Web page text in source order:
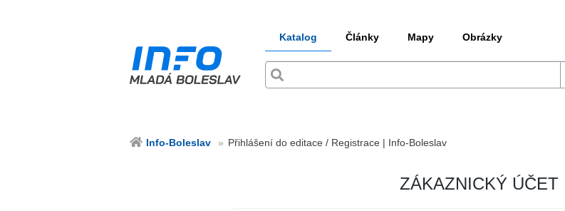
Katalog Články Mapy Obrázky
Info-Boleslav Přihlášení do editace / Registrace | Info-Boleslav
ZÁKAZNICKÝ ÚČET